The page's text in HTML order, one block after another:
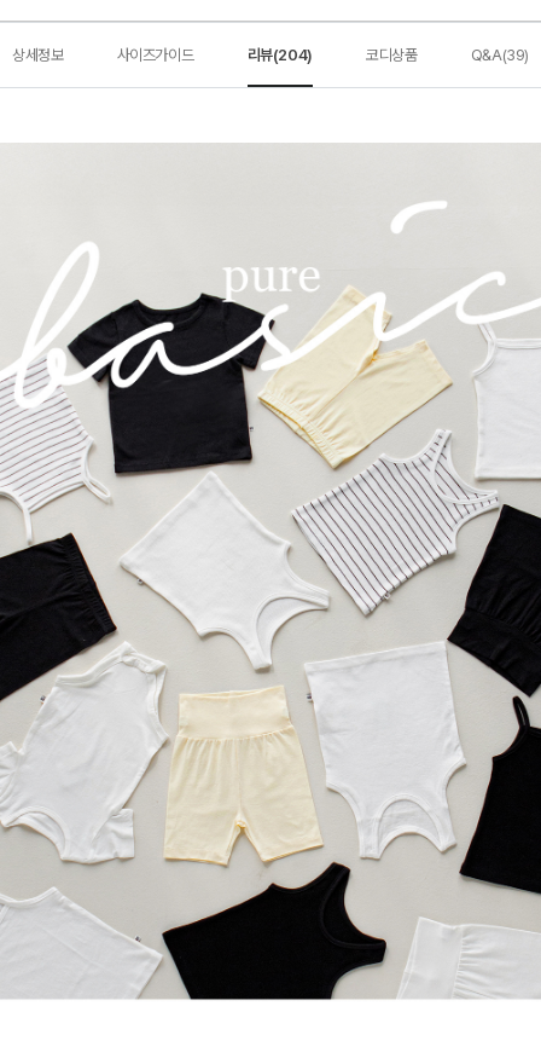
상세정보 사이즈가이드 리뷰(204) 코디상품 Q&A(39)